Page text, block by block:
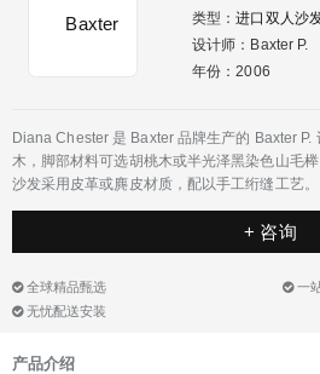
类型：进口双人沙
设计师：Baxter P.
年份：2006
Diana Chester 是 Baxter 品牌生产的 Baxter P.
木，脚部材料可选胡桃木或半光泽黑染色山毛
沙发采用皮革或麂皮材质，配以手工绗缝工艺。
+ 咨询
全球精品甄选
一
无忧配送安装
产品介绍